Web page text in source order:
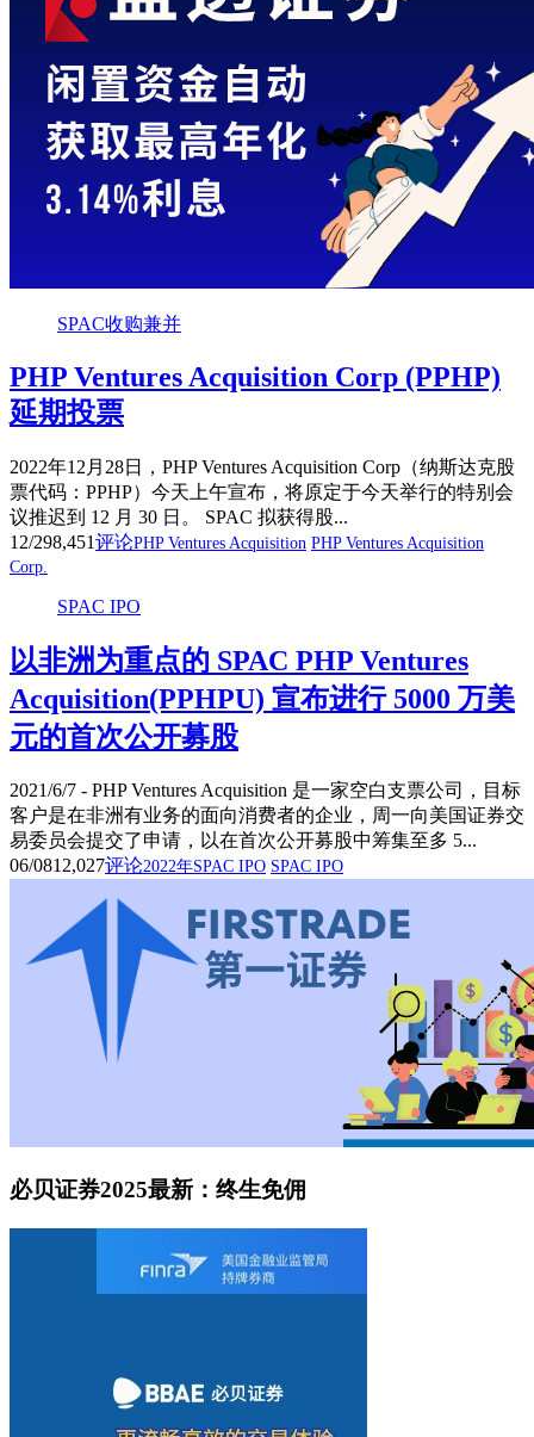
SPAC收购兼并
PHP Ventures Acquisition Corp (PPHP)
延期投票
2022年12月28日，PHP Ventures Acquisition Corp（纳斯达克股
票代码：PPHP）今天上午宣布，将原定于今天举行的特别会
议推迟到 12 月 30 日。 SPAC 拟获得股...
12/298,451评论PHP Ventures Acquisition PHP Ventures Acquisition
Corp.
SPAC IPO
以非洲为重点的 SPAC PHP Ventures
Acquisition(PPHPU) 宣布进行 5000 万美
元的首次公开募股
2021/6/7 - PHP Ventures Acquisition 是一家空白支票公司，目标
客户是在非洲有业务的面向消费者的企业，周一向美国证券交
易委员会提交了申请，以在首次公开募股中筹集至多 5...
06/0812,027评论2022年SPAC IPO SPAC IPO
必贝证券2025最新：终生免佣